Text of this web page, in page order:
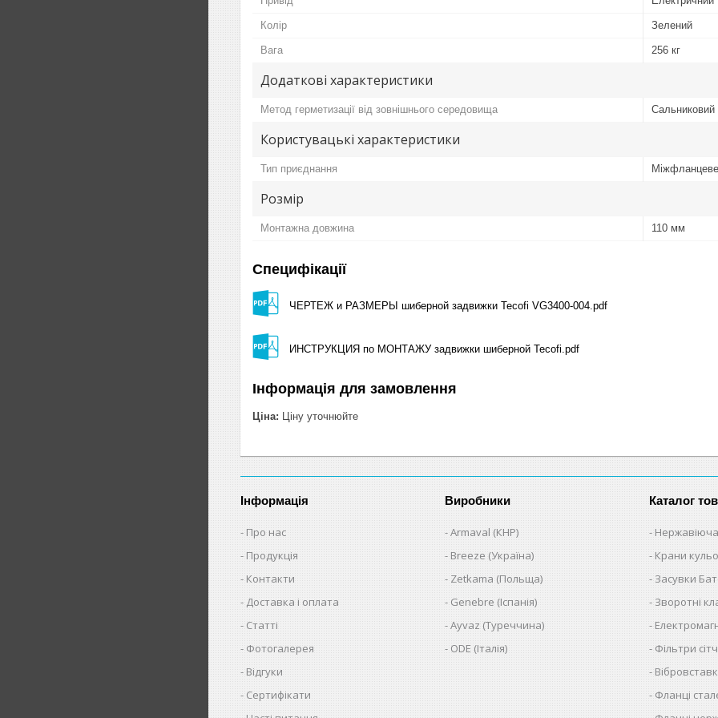
Колір Зелений
Вага 256 кг
Додаткові характеристики
Метод герметизації від зовнішнього середовища Сальниковий
Користувацькі характеристики
Тип приєднання Міжфланцеве
Розмір
Монтажна довжина 110 мм
Специфікації
ЧЕРТЕЖ и РАЗМЕРЫ шиберной задвижки Tecofi VG3400-004.pdf
ИНСТРУКЦИЯ по МОНТАЖУ задвижки шиберной Tecofi.pdf
Інформація для замовлення
Ціна: Ціну уточнюйте
Інформація
Про нас
Продукція
Контакти
Доставка і оплата
Статті
Фотогалерея
Відгуки
Сертифікати
Виробники
Armaval (КНР)
Breeze (Україна)
Zetkama (Польща)
Genebre (Іспанія)
Ayvaz (Туреччина)
ODE (Італія)
Каталог
Крани
Засувки
Зворотні
Фільтри
Фланці